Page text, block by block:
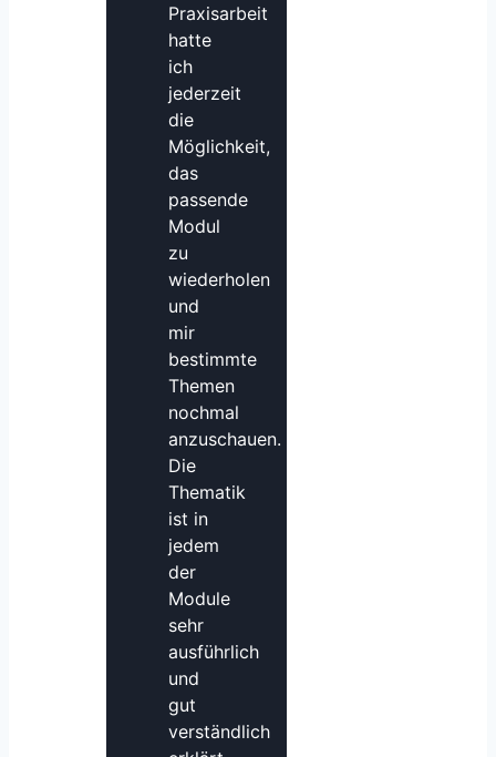
Praxisarbeit
hatte
ich
jederzeit
die
Möglichkeit,
das
passende
Modul
zu
wiederholen
und
mir
bestimmte
Themen
nochmal
anzuschauen.
Die
Thematik
ist in
jedem
der
Module
sehr
ausführlich
und
gut
verständlich